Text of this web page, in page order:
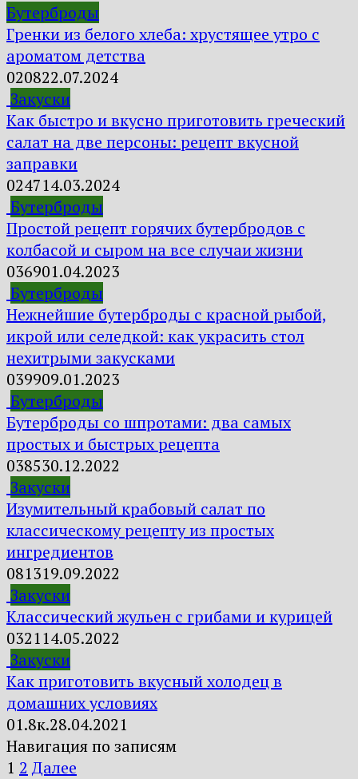
Бутерброды
Гренки из белого хлеба: хрустящее утро с
ароматом детства
020822.07.2024
Закуски
Как быстро и вкусно приготовить греческий
салат на две персоны: рецепт вкусной
заправки
024714.03.2024
Бутерброды
Простой рецепт горячих бутербродов с
колбасой и сыром на все случаи жизни
036901.04.2023
Бутерброды
Нежнейшие бутерброды с красной рыбой,
икрой или селедкой: как украсить стол
нехитрыми закусками
039909.01.2023
Бутерброды
Бутерброды со шпротами: два самых
простых и быстрых рецепта
038530.12.2022
Закуски
Изумительный крабовый салат по
классическому рецепту из простых
ингредиентов
081319.09.2022
Закуски
Классический жульен с грибами и курицей
032114.05.2022
Закуски
Как приготовить вкусный холодец в
домашних условиях
01.8к.28.04.2021
Навигация по записям
1 2 Далее